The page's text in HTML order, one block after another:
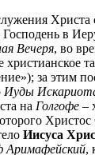
Христа
Господень в
Вечеря, во
христианское
за этим
Иуды
на Голгофе –
Иисуса
Аримафейский,